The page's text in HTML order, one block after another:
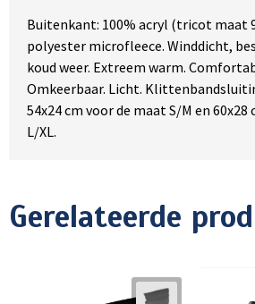
Buitenkant: 100% acryl (tricot maat
polyester microfleece. Winddicht,
koud weer. Extreem warm.
Omkeerbaar. Licht.
54x24 cm voor de maat S/M en
L/XL.
Gerelateerde